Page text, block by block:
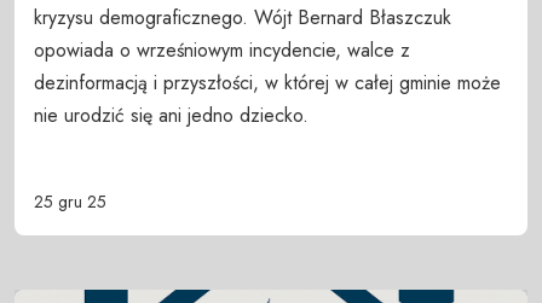
kryzysu demograficznego. Wójt Bernard Błaszczuk
opowiada o wrześniowym incydencie, walce z
dezinformacją i przyszłości, w której w całej gminie może
nie urodzić się ani jedno dziecko.
25 gru 25